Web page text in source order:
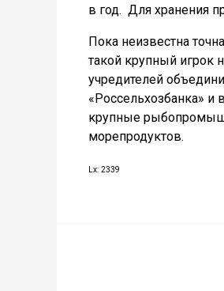
в год. Для хранения
Пока неизвестна
такой крупный игрок
учредителей
«Россельхозбанка» и
крупные
морепродуктов.
Lx: 2339